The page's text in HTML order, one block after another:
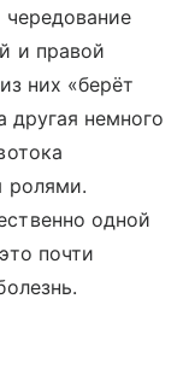
чередование
и правой
них «берёт
другая немного
ролями.
одной
почти